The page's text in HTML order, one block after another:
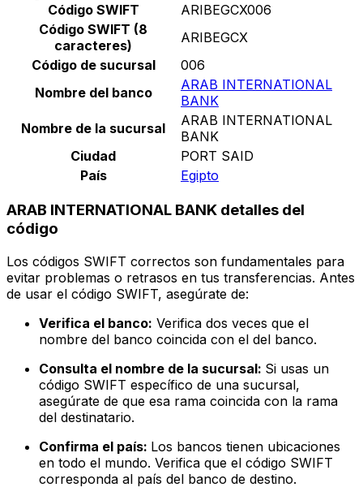
Código SWIFT
ARIBEGCX006
Código SWIFT (8
caracteres)
ARIBEGCX
Código de sucursal
006
Nombre del banco
ARAB INTERNATIONAL
BANK
Nombre de la sucursal
ARAB INTERNATIONAL
BANK
Ciudad
PORT SAID
País
Egipto
ARAB INTERNATIONAL BANK detalles del
código
Los códigos SWIFT correctos son fundamentales para
evitar problemas o retrasos en tus transferencias. Antes
de usar el código SWIFT, asegúrate de:
Verifica el banco: Verifica dos veces que el
nombre del banco coincida con el del banco.
Consulta el nombre de la sucursal: Si usas un
código SWIFT específico de una sucursal,
asegúrate de que esa rama coincida con la rama
del destinatario.
Confirma el país: Los bancos tienen ubicaciones
en todo el mundo. Verifica que el código SWIFT
corresponda al país del banco de destino.